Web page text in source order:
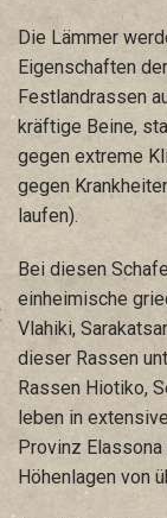
Die Lämmer
Eigenschaften
Festlandrassen
kräftige Beine,
gegen extreme
gegen
laufen).
Bei diesen
einheimische
Vlahiki,
dieser Rassen
Rassen Hiotiko,
leben in
Provinz
Höhenlagen von